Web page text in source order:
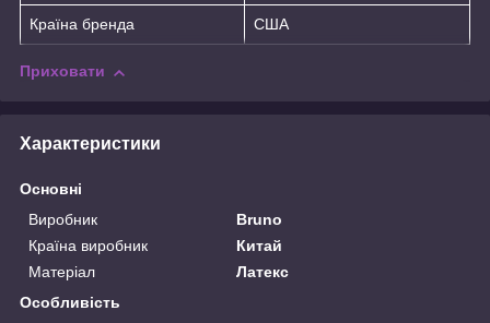
Країна бренда США
Приховати
Характеристики
Основні
Виробник
Bruno
Країна виробник
Китай
Матеріал
Латекс
Особливість